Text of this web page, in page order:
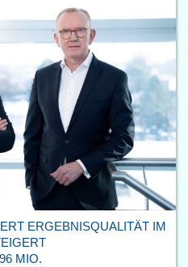
ERGEBNISQUALITÄT IM
MIO.